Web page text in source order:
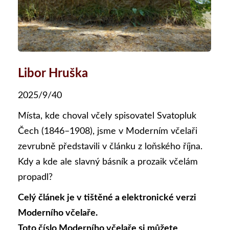
Libor Hruška
2025/9/40
Místa, kde choval včely spisovatel Svatopluk
Čech (1846–1908), jsme v Moderním včelaři
zevrubně představili v článku z loňského října.
Kdy a kde ale slavný básník a prozaik včelám
propadl?
Celý článek je v tištěné a elektronické verzi
Moderního včelaře.